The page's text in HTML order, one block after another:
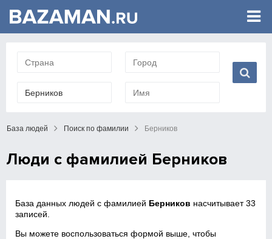
База людей Поиск по фамилии Берников
Люди с фамилией Берников
База данных людей с фамилией Берников насчитывает 33
записей.
Вы можете воспользоваться формой выше, чтобы